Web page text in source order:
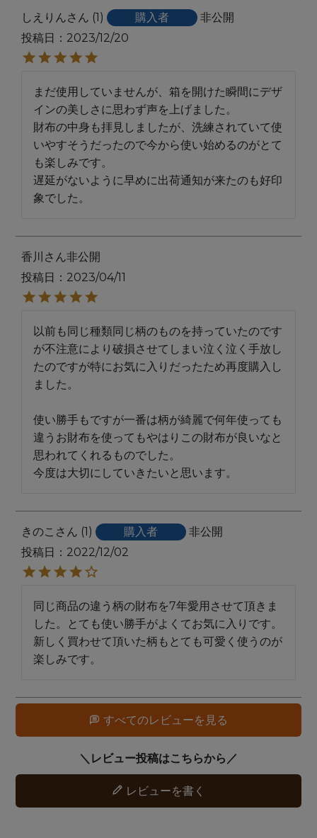
しえりん 1 購入者
非公開
投稿日
2023/12/20
まだ使用していませんが、箱を開けた瞬間にデザ
インの美しさに思わず声を上げました。
財布の中身も拝見しましたが、洗練されていて使
いやすそうだったので今から使い始めるのがとて
も楽しみです。
遅延がないように早めに出荷通知が来たのも好印
象でした。
香川
非公開
投稿日
2023/04/11
以前も同じ種類同じ柄のものを持っていたのです
が不注意により破損させてしまい泣く泣く手放し
たのですが特にお気に入りだったため再度購入し
ました。
使い勝手もですが一番は柄が綺麗で何年使っても
違うお財布を使ってもやはりこの財布が良いなと
思われてくれるものでした。
今度は大切にしていきたいと思います。
きのこ 1 購入者
非公開
投稿日
2022/12/02
同じ商品の違う柄の財布を7年愛用させて頂きま
した。とても使い勝手がよくてお気に入りです。
新しく買わせて頂いた柄もとても可愛く使うのが
楽しみです。
すべてのレビューを見る
レビューを書く